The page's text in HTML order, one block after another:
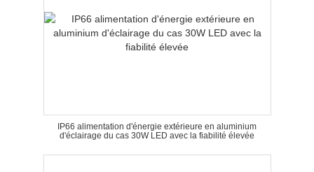
IP66 alimentation d'énergie extérieure en aluminium
d'éclairage du cas 30W LED avec la fiabilité élevée